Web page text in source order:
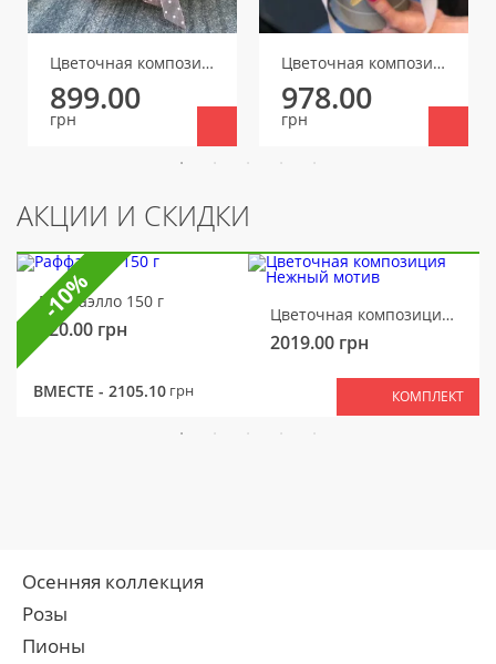
Цветочная композиция Цветочное послание
899.00
грн
Цветочная композиция Тайна
978.00
грн
АКЦИИ И СКИДКИ
Раффаэлло 150 г
320.00 грн
Цветочная композиция Нежный мотив
2019.00 грн
ВМЕСТЕ - 2105.10 грн КОМПЛЕКТ
-10%
Осенняя коллекция
Розы
Пионы